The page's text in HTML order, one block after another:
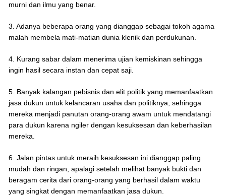
murni dan ilmu yang benar.
3. Adanya beberapa orang yang dianggap sebagai tokoh agama
malah membela mati-matian dunia klenik dan perdukunan.
4. Kurang sabar dalam menerima ujian kemiskinan sehingga
ingin hasil secara instan dan cepat saji.
5. Banyak kalangan pebisnis dan elit politik yang memanfaatkan
jasa dukun untuk kelancaran usaha dan politiknya, sehingga
mereka menjadi panutan orang-orang awam untuk mendatangi
para dukun karena ngiler dengan kesuksesan dan keberhasilan
mereka.
6. Jalan pintas untuk meraih kesuksesan ini dianggap paling
mudah dan ringan, apalagi setelah melihat banyak bukti dan
beragam cerita dari orang-orang yang berhasil dalam waktu
yang singkat dengan memanfaatkan jasa dukun.